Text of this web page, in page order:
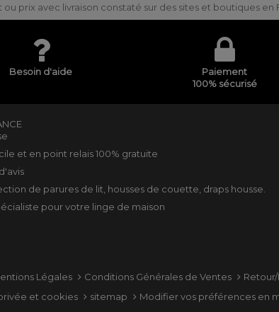
prix avec livraison constaté sur des sites et boutiques en
Besoin d'aide
Paiement
100% sécurisé
et en point relais 100% gratuite
de parures de lit housses de couette draps housse
pour votre linge de maison
Légales Conditions Générales de Ventes
et cookies
sitemap Modifier vos préférences en